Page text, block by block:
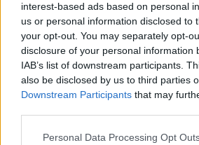
interest-based ads based on personal
us or personal information disclosed to
your opt-out. You may separately opt-
disclosure of your personal information
IAB’s list of downstream participants.
also be disclosed by us to third parties
Downstream Participants that may
Personal Data Processing Opt
07 sierpnia 2026 | 05:20
Gaza: 300 dzieci zabitych w ciągu 300
06 sierpnia 2026 | 20:44
Medziugorie: zakończył się 37. Mladifest
06 sierpnia 2026 | 20:19
Biskupi Meksyku: stulecie Cristiady to
06 sierpnia 2026 | 18:32